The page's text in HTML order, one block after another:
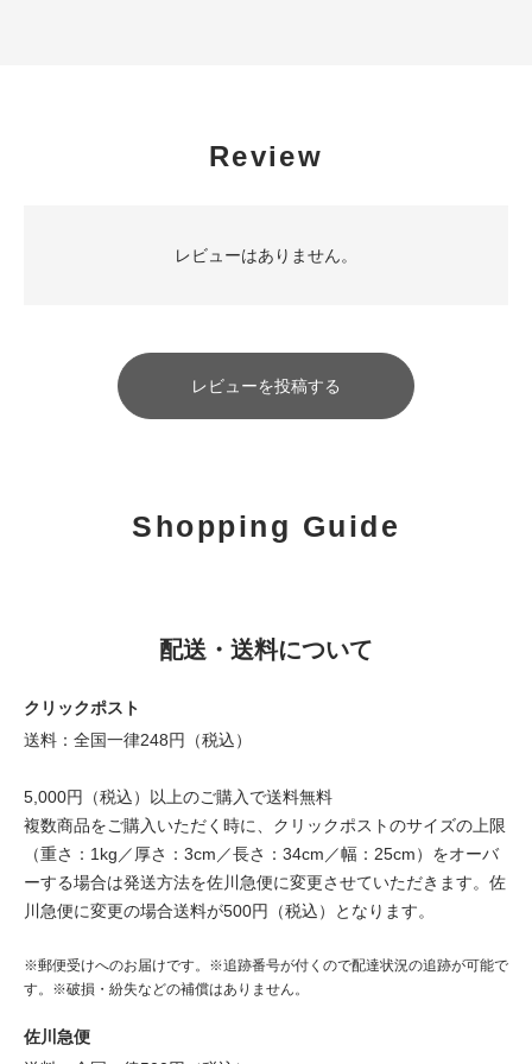
Review
レビューはありません。
レビューを投稿する
Shopping Guide
配送・送料について
クリックポスト
送料：全国一律248円（税込）
5,000円（税込）以上のご購入で送料無料
複数商品をご購入いただく時に、クリックポストのサイズの上限
（重さ：1kg／厚さ：3cm／長さ：34cm／幅：25cm）をオーバ
ーする場合は発送方法を佐川急便に変更させていただきます。佐
川急便に変更の場合送料が500円（税込）となります。
※郵便受けへのお届けです。※追跡番号が付くので配達状況の追跡が可能で
す。※破損・紛失などの補償はありません。
佐川急便